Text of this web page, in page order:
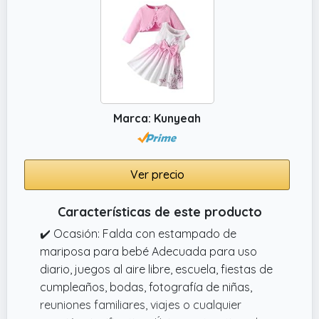
Marca: Kunyeah
Ver precio
Características de este producto
✔️ Ocasión: Falda con estampado de
mariposa para bebé Adecuada para uso
diario, juegos al aire libre, escuela, fiestas de
cumpleaños, bodas, fotografía de niñas,
reuniones familiares, viajes o cualquier